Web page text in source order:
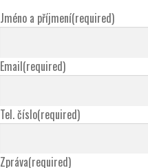
Jméno a příjmení(required)
Email(required)
Tel. číslo(required)
Zpráva(required)